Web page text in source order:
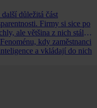
důležitá část
Firmy si sice po
ale většina z nich stále
kdy zaměstnanci
a vkládají do nich